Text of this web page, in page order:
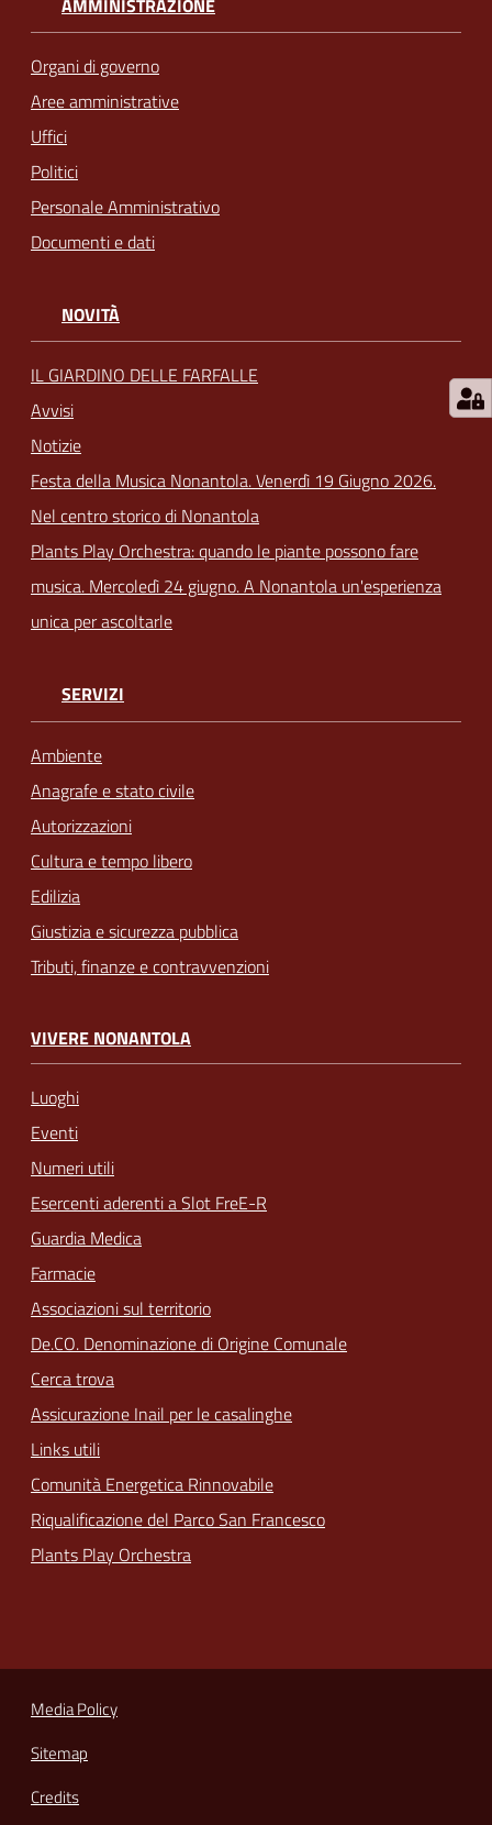
Organi di governo
Aree amministrative
Uffici
Politici
Personale Amministrativo
Documenti e dati
NOVITÀ
IL GIARDINO DELLE FARFALLE
Avvisi
Notizie
Festa della Musica Nonantola. Venerdì 19 Giugno 2026.
Nel centro storico di Nonantola
Plants Play Orchestra: quando le piante possono fare
musica. Mercoledì 24 giugno. A Nonantola un'esperienza
unica per ascoltarle
SERVIZI
Ambiente
Anagrafe e stato civile
Autorizzazioni
Cultura e tempo libero
Edilizia
Giustizia e sicurezza pubblica
Tributi, finanze e contravvenzioni
VIVERE NONANTOLA
Luoghi
Eventi
Numeri utili
Esercenti aderenti a Slot FreE-R
Guardia Medica
Farmacie
Associazioni sul territorio
De.CO. Denominazione di Origine Comunale
Cerca trova
Assicurazione Inail per le casalinghe
Links utili
Comunità Energetica Rinnovabile
Riqualificazione del Parco San Francesco
Plants Play Orchestra
Media Policy
Sitemap
Credits